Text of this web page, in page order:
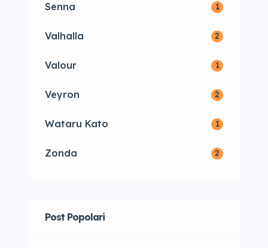
Senna 1
Valhalla 2
Valour 1
Veyron 2
Wataru Kato 1
Zonda 2
Post Popolari